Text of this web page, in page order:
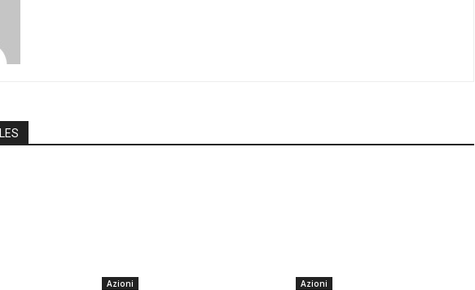
Azioni Azioni